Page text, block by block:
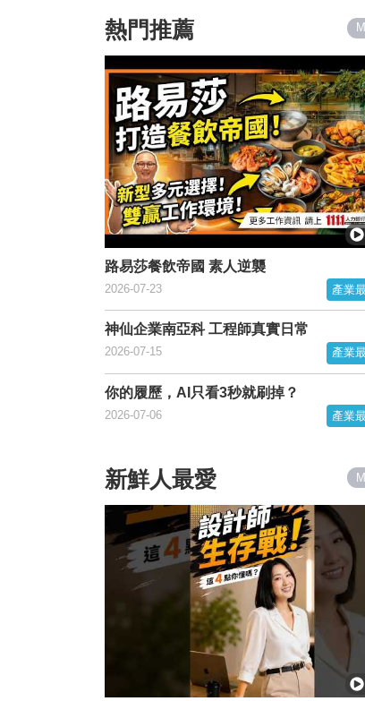
熱門推薦
路易莎餐飲帝國 素人逆襲
2026-07-23 產業
神仙企業南亞科 工程師真實日常
2026-07-15 產業
你的履歷，AI只看3秒就刷掉？
2026-07-06 產業
新鮮人最愛